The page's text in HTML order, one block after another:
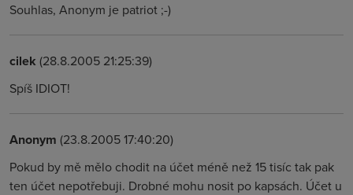
Souhlas, Anonym je patriot ;-)
cilek (28.8.2005 21:25:39)
Spíš IDIOT!
Anonym (23.8.2005 17:40:20)
Pokud by mě mělo chodit na účet méně než 15 tisíc tak pak
ten účet nepotřebuji. Drobné mohu nosit po kapsách. Účet u